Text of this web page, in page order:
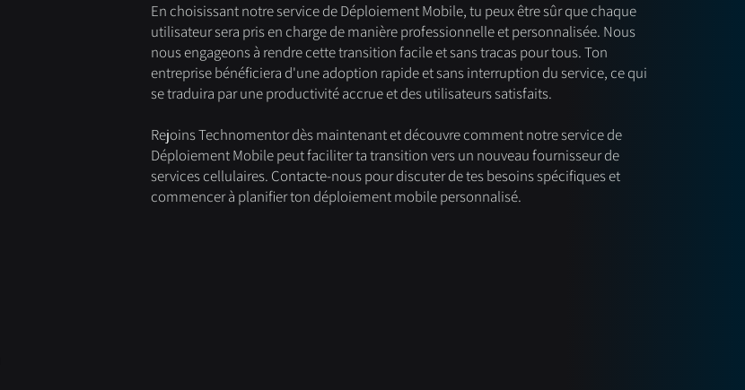
En choisissant notre service de Déploiement Mobile, tu peux être sûr que chaque
utilisateur sera pris en charge de manière professionnelle et personnalisée. Nous
nous engageons à rendre cette transition facile et sans tracas pour tous. Ton
entreprise bénéficiera d'une adoption rapide et sans interruption du service, ce qui
se traduira par une productivité accrue et des utilisateurs satisfaits.
Rejoins Technomentor dès maintenant et découvre comment notre service de
Déploiement Mobile peut faciliter ta transition vers un nouveau fournisseur de
services cellulaires. Contacte-nous pour discuter de tes besoins spécifiques et
commencer à planifier ton déploiement mobile personnalisé.